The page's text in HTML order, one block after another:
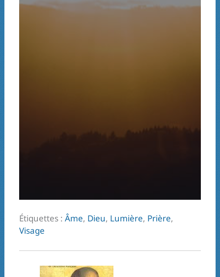
Étiquettes :Âme, Dieu, Lumière, Prière,
Visage